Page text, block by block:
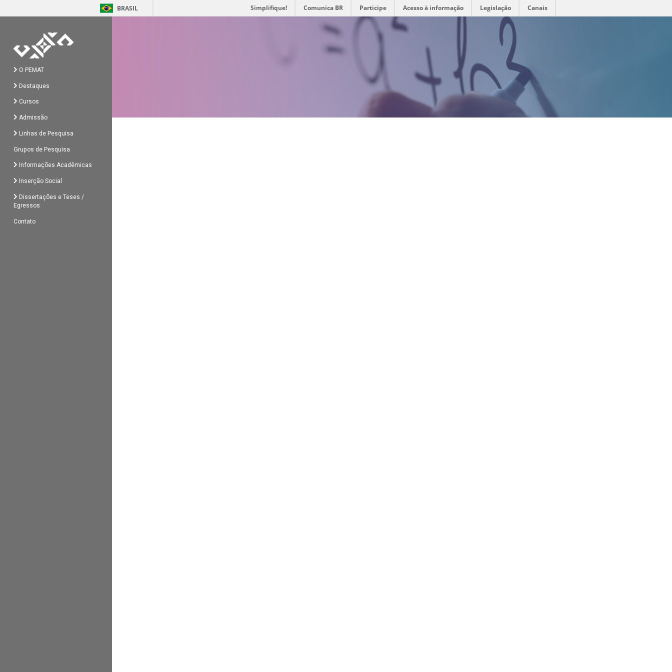
BRASIL Simplifique! Comunica BR Participe Acesso à informação Legislação Canais
O PEMAT
Destaques
Cursos
Admissão
Linhas de Pesquisa
Grupos de Pesquisa
Informações Acadêmicas
Inserção Social
Dissertações e Teses /
Egressos
Contato